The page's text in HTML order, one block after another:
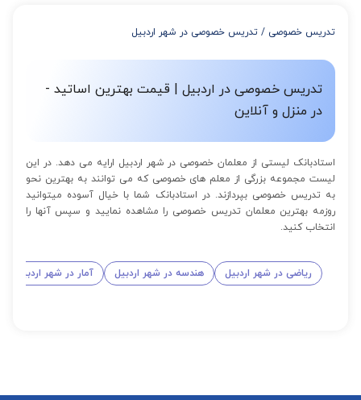
از 12 تا 15 جلسه: 7% تخفیف
تدریس خصوصی / تدریس خصوصی در شهر اردبیل
تدریس خصوصی در اردبیل | قیمت بهترین اساتید -
در منزل و آنلاین
استادبانک لیستی از معلمان خصوصی در شهر اردبیل ارایه می دهد. در این
لیست مجموعه بزرگی از معلم های خصوصی که می توانند به بهترین نحو
به تدریس خصوصی بپردازند. در استادبانک شما با خیال آسوده میتوانید
روزمه بهترین معلمان تدریس خصوصی را مشاهده نمایید و سپس آنها را
انتخاب کنید.
ریاضی در شهر اردبیل هندسه در شهر اردبیل آمار در شهر اردبیل